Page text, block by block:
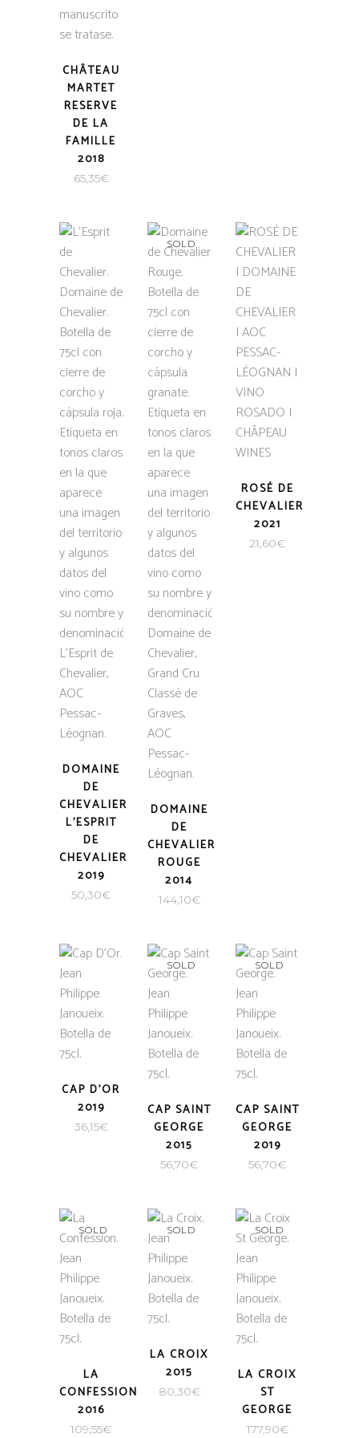
CHÂTEAU
MARTET
RESERVE
DE LA
FAMILLE
2018
65,35€
DOMAINE
DE
CHEVALIER
L’ESPRIT
DE
CHEVALIER
2019
50,30€
SOLD
DOMAINE
DE
CHEVALIER
ROUGE
2014
144,10€
ROSÉ DE
CHEVALIER
2021
21,60€
CAP D’OR
2019
36,15€
SOLD
CAP SAINT
GEORGE
2015
56,70€
SOLD
CAP SAINT
GEORGE
2019
56,70€
SOLD
LA
CONFESSION
2016
109,55€
SOLD
LA CROIX
2015
80,30€
SOLD
LA CROIX
ST
GEORGE
177,90€